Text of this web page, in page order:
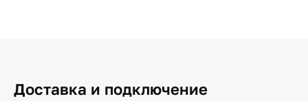
Доставка и подключение